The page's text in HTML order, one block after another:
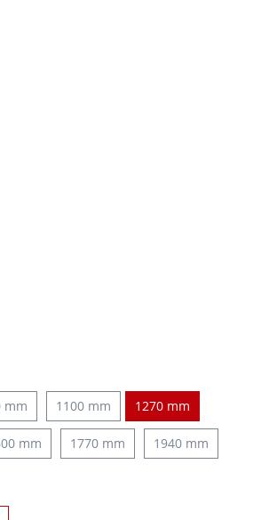
mm 1100 mm 1270 mm
mm 1770 mm 1940 mm